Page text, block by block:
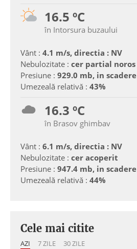
16.5 ºC
în Intorsura buzaului
Vânt : 4.1 m/s, directia : NV
Nebulozitate : cer partial noros
Presiune : 929.0 mb, in scadere
Umezeală relativă : 43%
16.3 ºC
în Brasov ghimbav
Vânt : 6.1 m/s, directia : NV
Nebulozitate : cer acoperit
Presiune : 947.4 mb, in scadere
Umezeală relativă : 44%
Cele mai citite
AZI 7 ZILE 30 ZILE